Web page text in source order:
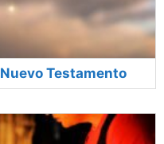
Testamento